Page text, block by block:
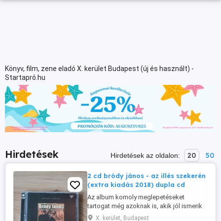
Könyv, film, zene eladó X. kerület Budapest (új és használt) -
Startapró.hu
Hirdetések Hirdetések az oldalon: 20 50
2 cd bródy jános - az illés szekerén
(extra kiadás 2018) dupla cd
Az album komoly meglepetéseket
tartogat még azoknak is, akik jól ismerik
Bródy János eddigi pályafutását. Az
X. kerület, Budapest